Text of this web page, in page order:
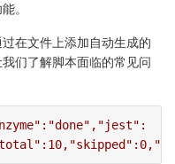
。
在文件上添加自动生成的
们了解脚本面临的常见问